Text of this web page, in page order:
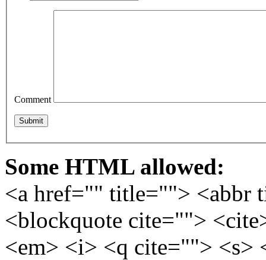
Comment
Some HTML allowed:
<a href="" title=""> <abbr
<blockquote cite="">
<em> <i> <q cite=""> <s>